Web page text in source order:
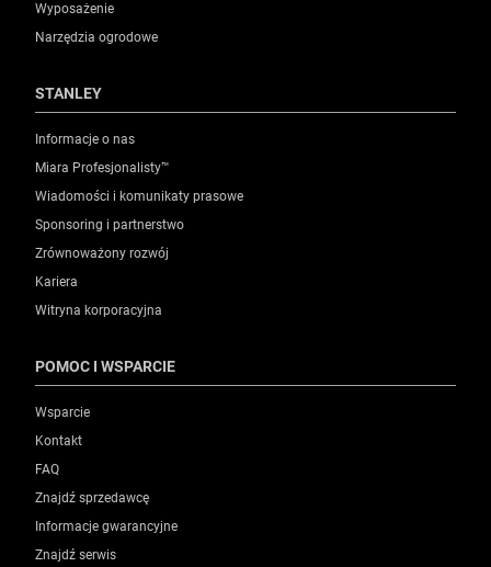
Wyposażenie
Narzędzia ogrodowe
STANLEY
Informacje o nas
Miara Profesjonalisty™
Wiadomości i komunikaty prasowe
Sponsoring i partnerstwo
Zrównoważony rozwój
Kariera
Witryna korporacyjna
POMOC I WSPARCIE
Wsparcie
Kontakt
FAQ
Znajdź sprzedawcę
Informacje gwarancyjne
Znajdź serwis